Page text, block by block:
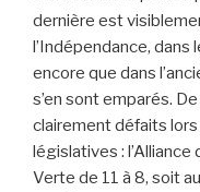
dernière est
l’Indépendance,
encore que dans
s’en sont emparés.
clairement défaits
législatives :
Verte de 11 à 8, soit